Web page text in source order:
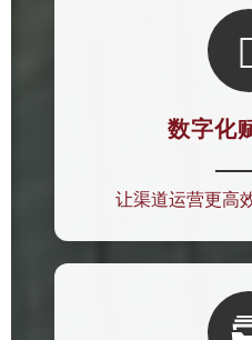
数字化
让渠道运营更高